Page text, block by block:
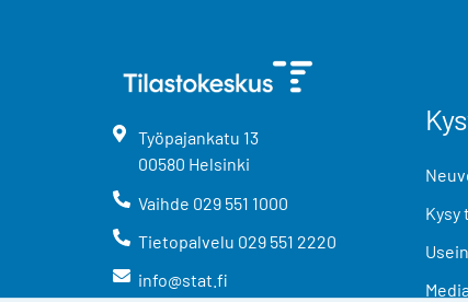
Työpajankatu 13
00580 Helsinki
Vaihde 029 551 1000
Tietopalvelu 029 551 2220
info@stat.fi
Kysy